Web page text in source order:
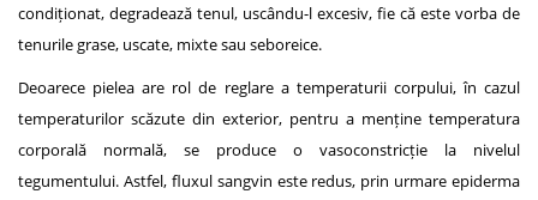
condiționat, degradează tenul, uscându-l excesiv, fie că este vorba de
tenurile grase, uscate, mixte sau seboreice.
Deoarece pielea are rol de reglare a temperaturii corpului, în cazul
temperaturilor scăzute din exterior, pentru a menține temperatura
corporală normală, se produce o vasoconstricție la nivelul
tegumentului. Astfel, fluxul sangvin este redus, prin urmare epiderma